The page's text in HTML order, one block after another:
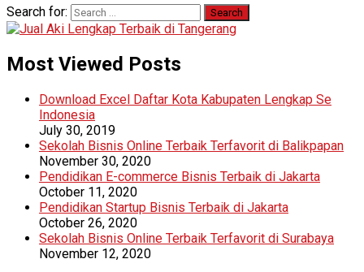
Search for:
Most Viewed Posts
Download Excel Daftar Kota Kabupaten Lengkap Se
Indonesia
July 30, 2019
Sekolah Bisnis Online Terbaik Terfavorit di Balikpapan
November 30, 2020
Pendidikan E-commerce Bisnis Terbaik di Jakarta
October 11, 2020
Pendidikan Startup Bisnis Terbaik di Jakarta
October 26, 2020
Sekolah Bisnis Online Terbaik Terfavorit di Surabaya
November 12, 2020